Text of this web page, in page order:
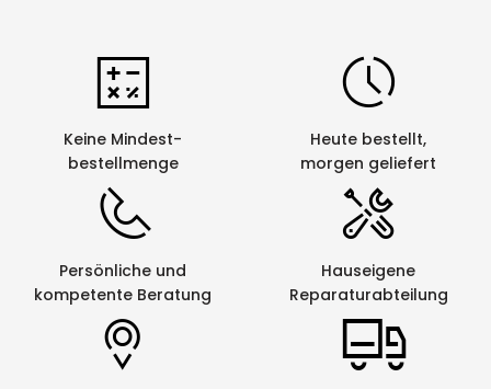
Keine Mindest-
bestellmenge
Heute bestellt,
morgen geliefert
Persönliche und
kompetente Beratung
Hauseigene
Reparaturabteilung